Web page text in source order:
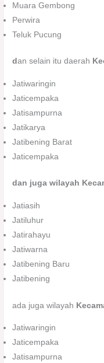
Muara Gembong
Perwira
Teluk Pucung
dan selain itu daerah
Jatiwaringin
Jaticempaka
Jatisampurna
Jatikarya
Jatibening Barat
Jaticempaka
dan juga wilayah
Jatiasih
Jatiluhur
Jatirahayu
Jatiwarna
Jatibening Baru
Jatibening
ada juga wilayah
Jatiwaringin
Jaticempaka
Jatisampurna